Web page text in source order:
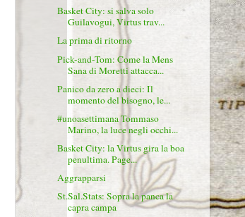
Basket City: si salva solo
Guilavogui, Virtus trav...
La prima di ritorno
Pick-and-Tom: Come la Mens
Sana di Moretti attacca...
Panico da zero a dieci: Il
momento del bisogno, le...
#unoasettimana Tommaso
Marino, la luce negli occhi...
Basket City: la Virtus gira la boa
penultima. Page...
Aggrapparsi
St.Sal.Stats: Sopra la panca la
capra campa